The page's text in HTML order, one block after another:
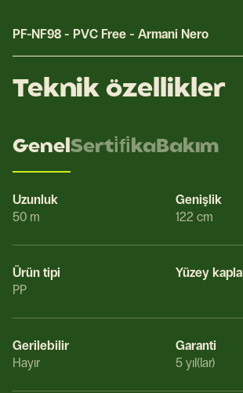
PF-NF98 - PVC Free - Armani Nero
Teknik özellikler
GenelSerti̇fi̇kaBakım
Uzunluk
50 m
Genişlik
122 cm
Ürün tipi
PP
Yüzey
Gerilebilir
Hayır
Garanti
5 yıl(lar)